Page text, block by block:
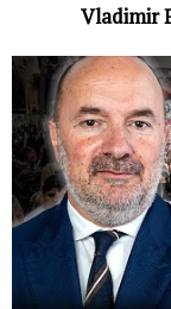
Vladimir